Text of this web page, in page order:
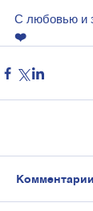
С любовью и
❤️
Комментарии